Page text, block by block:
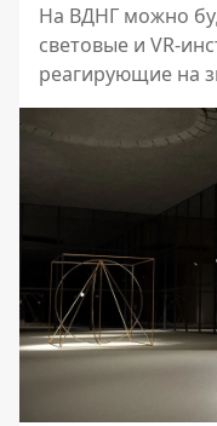
На ВДНГ можно
световые и VR-
реагирующие на